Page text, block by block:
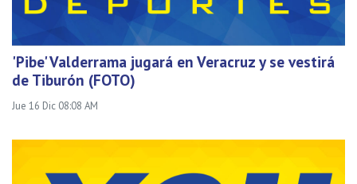
'Pibe' Valderrama jugará en Veracruz y se vestirá
de Tiburón (FOTO)
Jue 16 Dic 08:08 AM